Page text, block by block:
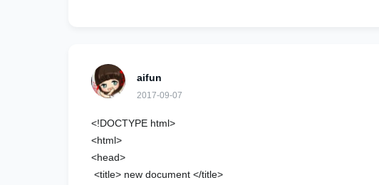
aifun
2017-09-07
<!DOCTYPE html>
<html>
<head>
<title> new document </title>